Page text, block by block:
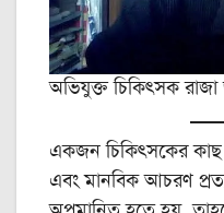
অভিযুক্ত চিকিৎসক রাজা
একজন চিকিৎসকের কাছ
এবং মানবিক আচরণ